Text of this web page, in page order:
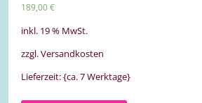
189,00€
inkl. 19 % MwSt.
zzgl. Versandkosten
Lieferzeit: {ca. 7 Werktage}